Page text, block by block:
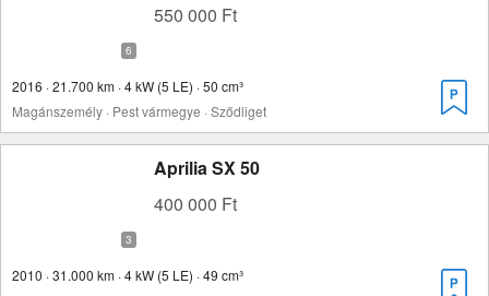
550 000 Ft
2016 · 21.700 km · 4 kW (5 LE) · 50 cm³
Magánszemély · Pest vármegye · Sződliget
Aprilia SX 50
400 000 Ft
2010 · 31.000 km · 4 kW (5 LE) · 49 cm³